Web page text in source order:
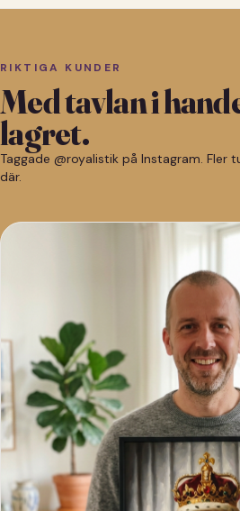
RIKTIGA KUNDER
Med tavlan i
lagret.
Taggade @royalistik på Instagram. Fler
där.